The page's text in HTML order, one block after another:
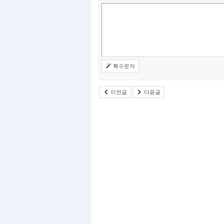
특수문자
이전글 다음글